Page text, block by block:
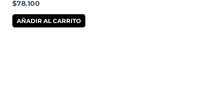
$78.100
AÑADIR AL CARRITO